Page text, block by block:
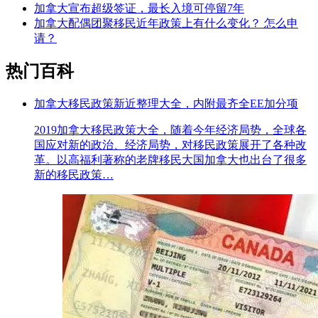
加拿大宣布超级签证，最长入境可停留7年
加拿大配偶团聚移民近年政策上有什么变化？ 怎么申
请？
热门百科
加拿大移民政策新近整理大全，内附最齐全EE加分项
2019加拿大移民政策大全，随着今年经济局势，全球各
国应对新的政治、经济局势，对移民政策展开了各种改
革。以高福利著称的老牌移民大国加拿大也出台了很多
新的移民政策…